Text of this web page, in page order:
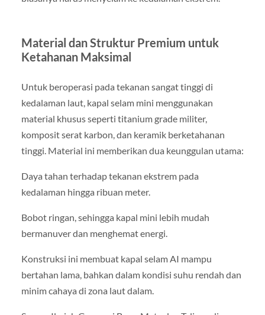
Material dan Struktur Premium untuk
Ketahanan Maksimal
Untuk beroperasi pada tekanan sangat tinggi di
kedalaman laut, kapal selam mini menggunakan
material khusus seperti titanium grade militer,
komposit serat karbon, dan keramik berketahanan
tinggi. Material ini memberikan dua keunggulan utama:
Daya tahan terhadap tekanan ekstrem pada
kedalaman hingga ribuan meter.
Bobot ringan, sehingga kapal mini lebih mudah
bermanuver dan menghemat energi.
Konstruksi ini membuat kapal selam AI mampu
bertahan lama, bahkan dalam kondisi suhu rendah dan
minim cahaya di zona laut dalam.